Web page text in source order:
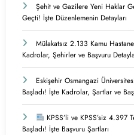
Şehit ve Gazilere Yeni Haklar
Geçti! İşte Düzenlemenin Detayları
Mülakatsız 2.133 Kamu
Kadrolar, Şehirler ve Başvuru
Eskişehir Osmangazi
Başladı! İşte Kadrolar, Şartlar ve
KPSS’li ve KPSS’siz 4.397
Başladı! İşte Başvuru Şartları